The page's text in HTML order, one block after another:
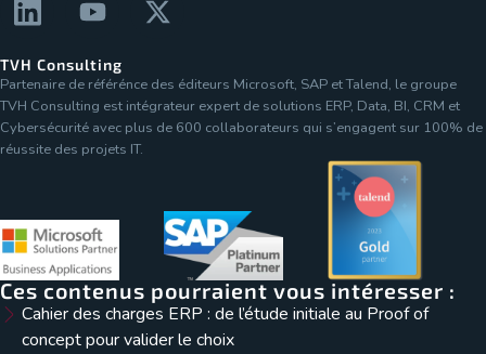
TVH Consulting
Partenaire de référénce des éditeurs Microsoft, SAP et Talend, le groupe
TVH Consulting est intégrateur expert de solutions ERP, Data, BI, CRM et
Cybersécurité avec plus de 600 collaborateurs qui s’engagent sur 100% de
réussite des projets IT.
Ces contenus pourraient vous intéresser :
Cahier des charges ERP : de l’étude initiale au Proof of
concept pour valider le choix